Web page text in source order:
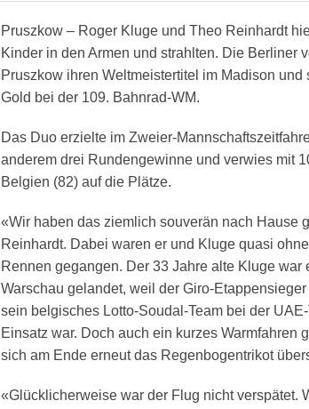
Pruszkow – Roger Kluge und Theo Reinhardt
Kinder in den Armen und strahlten. Die Berliner
Pruszkow ihren Weltmeistertitel im Madison und
Gold bei der 109. Bahnrad-WM.
Das Duo erzielte im Zweier-
anderem drei Rundengewinne und verwies mit
Belgien (82) auf die Plätze.
«Wir haben das ziemlich souverän nach Hause
Reinhardt. Dabei waren er und Kluge quasi
Rennen gegangen. Der 33 Jahre alte Kluge war
Warschau gelandet, weil der Giro-
sein belgisches Lotto-Soudal-Team bei der
Einsatz war. Doch auch ein kurzes Warmfahren
sich am Ende erneut das Regenbogentrikot
«Glücklicherweise war der Flug nicht verspätet.